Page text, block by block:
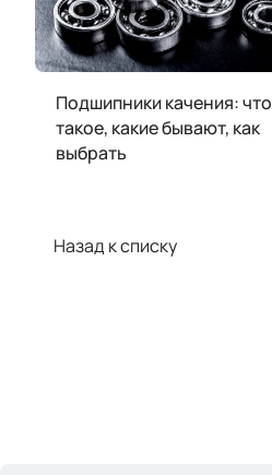
Подшипники качения: что
такое, какие бывают, как
выбрать
Назад к списку